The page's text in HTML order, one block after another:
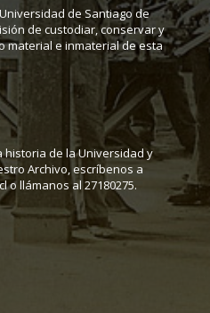
de Santiago de
de custodiar, conservar y
material e inmaterial de esta
historia de la Universidad y
Archivo, escríbenos a
o llámanos al 27180275.